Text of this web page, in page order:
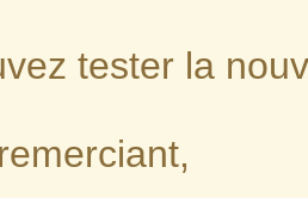
tester la